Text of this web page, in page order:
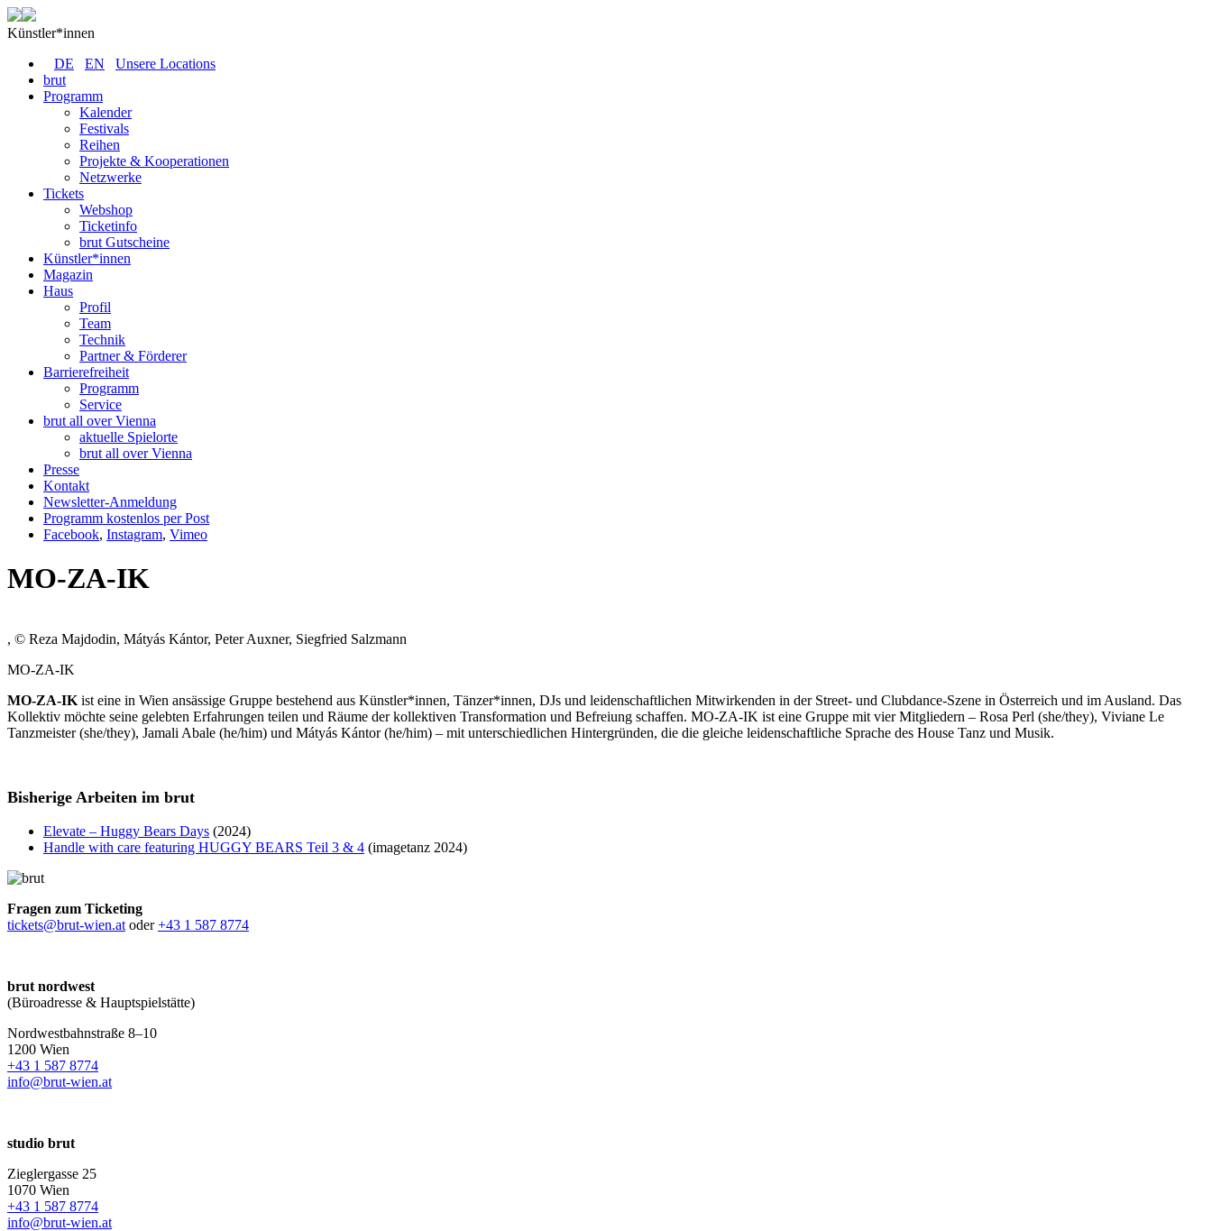
Künstler*innen
DE
EN
Unsere Locations
brut
Programm
Kalender
Festivals
Reihen
Projekte & Kooperationen
Netzwerke
Tickets
Webshop
Ticketinfo
brut Gutscheine
Künstler*innen
Magazin
Haus
Profil
Team
Technik
Partner & Förderer
Barrierefreiheit
Programm
Service
brut all over Vienna
aktuelle Spielorte
brut all over Vienna
Presse
Kontakt
Newsletter-Anmeldung
Programm kostenlos per Post
Facebook, Instagram, Vimeo
MO-ZA-IK
, © Reza Majdodin, Mátyás Kántor, Peter Auxner, Siegfried Salzmann
MO-ZA-IK
MO-ZA-IK ist eine in Wien ansässige Gruppe bestehend aus Künstler*innen, Tänzer*innen, DJs und leidenschaftlichen Mitwirkenden in der Street- und Clubdance-Szene in Österreich und im Ausland. Das
Kollektiv möchte seine gelebten Erfahrungen teilen und Räume der kollektiven Transformation und Befreiung schaffen. MO-ZA-IK ist eine Gruppe mit vier Mitgliedern – Rosa Perl (she/they), Viviane Le
Tanzmeister (she/they), Jamali Abale (he/him) und Mátyás Kántor (he/him) – mit unterschiedlichen Hintergründen, die die gleiche leidenschaftliche Sprache des House Tanz und Musik.
Bisherige Arbeiten im brut
Elevate – Huggy Bears Days (2024)
Handle with care featuring HUGGY BEARS Teil 3 & 4 (imagetanz 2024)
Fragen zum Ticketing
tickets@brut-wien.at oder+43 1 587 8774
brut nordwest
(Büroadresse & Hauptspielstätte)
Nordwestbahnstraße 8–10
1200 Wien
+43 1 587 8774
info@brut-wien.at
studio brut
Zieglergasse 25
1070 Wien
+43 1 587 8774
info@brut-wien.at